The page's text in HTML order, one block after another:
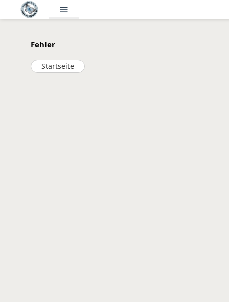
menu
Fehler
Startseite